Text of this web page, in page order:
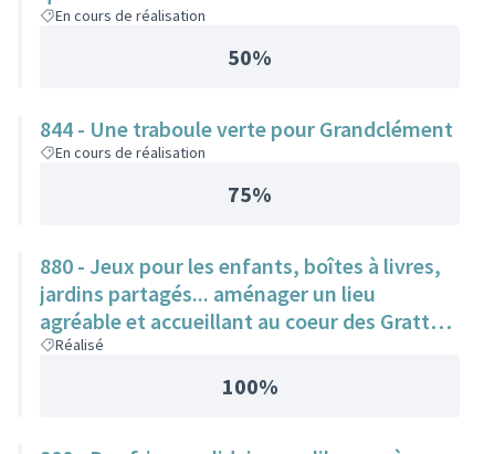
En cours de réalisation
50%
844 - Une traboule verte pour Grandclément
En cours de réalisation
75%
880 - Jeux pour les enfants, boîtes à livres,
jardins partagés... aménager un lieu
agréable et accueillant au coeur des Gratte-
Ciel
Réalisé
100%